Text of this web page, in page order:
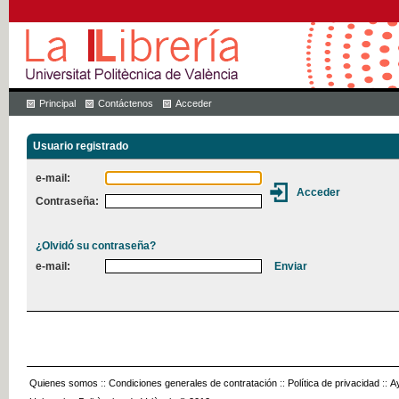
Principal Contáctenos Acceder
Usuario registrado
e-mail:
Contraseña:
¿Olvidó su contraseña?
e-mail:
Quienes somos :: Condiciones generales de contratación :: Política de privacidad ::